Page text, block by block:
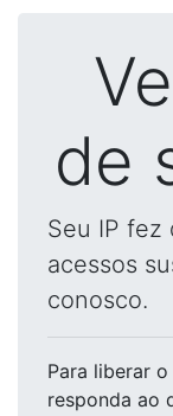
de
Seu IP fez
acessos
conosco.
Para liberar o
responda ao